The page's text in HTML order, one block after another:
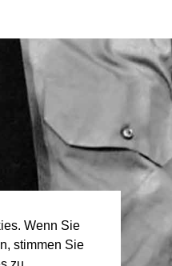
Wenn Sie
stimmen Sie